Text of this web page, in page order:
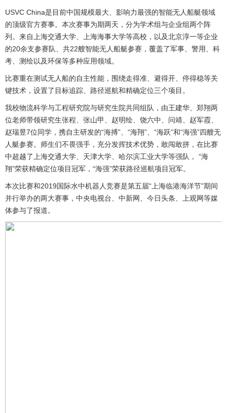
USVC China是目前中国规模最大、影响力最强的智能无人船艇领域
的顶级官方赛事。本次赛事为期两天，分为学术组与企业组两个阵
列。来自上海交通大学、上海海事大学等高校，以及北京淳一等企业
的20余支参赛队、共22艘智能无人船艇参赛，覆盖了军事、警用、科
考、测绘以及环保等多种应用领域。
比赛重在测试无人船的自主性能，围绕走得准、避得开、停得稳等关
键技术，设置了目标追踪、路径巡航和精确定位三个项目。
我校物流科学与工程研究院与研究生院共同组队，由王建华、郑翔两
位老师带领研究生张程、张山甲、赵明绘、饶六中、问靖、赵军霞、
赵瑞昱7位同学，携自主研发的“海搏”、“海翔”、“海跃”和“海强”四艘无
人艇参赛。师生们不畏强手，充分发挥技术优势，敢闯敢拼，在比赛
中超越了上海交通大学、天津大学、哈尔滨工业大学等强队， “海
翔”荣获精确定位项目冠军，“海强”荣获路径巡航项目冠军。
本次比赛和2019国际水中机器人竞赛是第五届“上海临港海洋节”期间
并行举办的两大赛事，中央电视台、中新网、今日头条、上观网等媒
体参与了报道。